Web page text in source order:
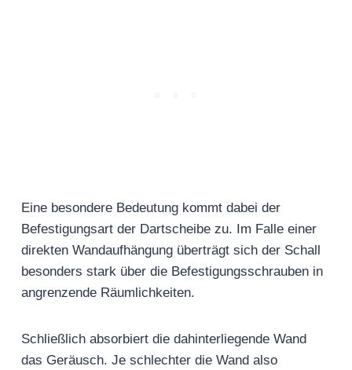
Eine besondere Bedeutung kommt dabei der
Befestigungsart der Dartscheibe zu. Im Falle einer
direkten Wandaufhängung überträgt sich der Schall
besonders stark über die Befestigungsschrauben in
angrenzende Räumlichkeiten.
Schließlich absorbiert die dahinterliegende Wand
das Geräusch. Je schlechter die Wand also